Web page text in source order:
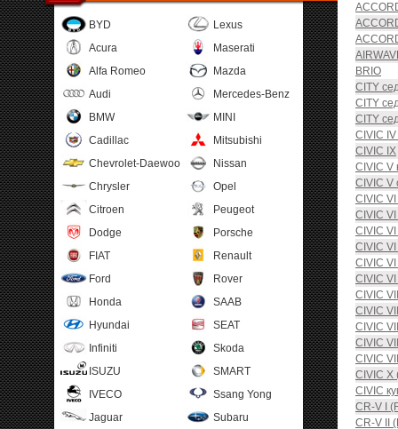
BRIO
CITY
CITY
CITY
CIVIC
CIVIC IX
CIVIC V
CIVIC V
CIVIC
CIVIC
CIVIC
CIVIC
CIVIC
CIVIC
CIVIC
CIVIC
CIVIC
CIVIC
CIVIC
CIVIC X
CIVIC
CR-V I
CR-V II
BYD
Acura
Alfa Romeo
Audi
BMW
Cadillac
Chevrolet-Daewoo
Chrysler
Citroen
Dodge
FIAT
Ford
Honda
Hyundai
Infiniti
ISUZU
IVECO
Jaguar
Lexus
Maserati
Mazda
Mercedes-Benz
MINI
Mitsubishi
Nissan
Opel
Peugeot
Porsche
Renault
Rover
SAAB
SEAT
Skoda
SMART
Ssang Yong
Subaru